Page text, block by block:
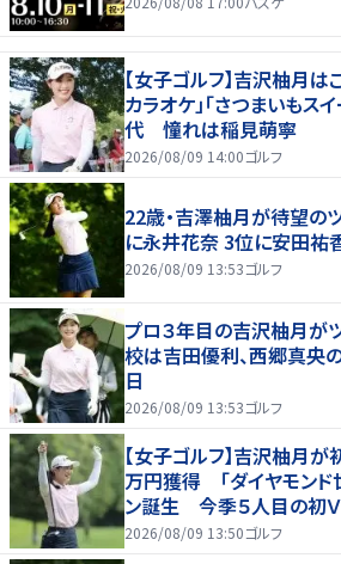
【女子ゴルフ】吉沢柚月
カラオケ」「さつまいもス
代 憧れは稲見萌寧
2026/08/09 14:00ゴルフ
22歳・吉澤柚月が待望の
に永井花奈 3位に安田祐
2026/08/09 13:53ゴルフ
プロ３年目の吉沢柚月が
校は吉田優利、西郷真
日
2026/08/09 13:53ゴルフ
【女子ゴルフ】吉沢柚月
万円獲得 「ダイヤモンド
ン誕生 今季５人目の初Ｖ
2026/08/09 13:50ゴルフ